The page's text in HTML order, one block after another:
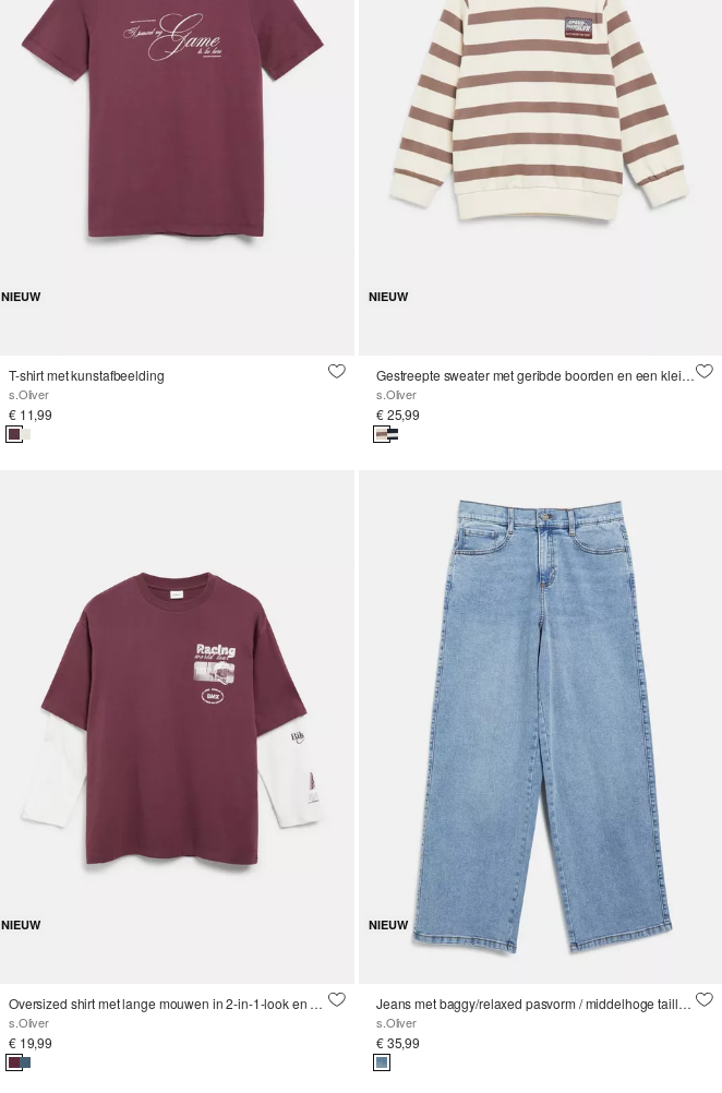
NIEUW
T-shirt met kunstafbeelding
s.Oliver
€ 11,99
NIEUW
Gestreepte sweater met geribde boorden en een kleine patch
s.Oliver
€ 25,99
NIEUW
Oversized shirt met lange mouwen in 2-in-1-look en printdetails
s.Oliver
€ 19,99
NIEUW
Jeans met baggy/relaxed pasvorm / middelhoge taille / wijde pijpen
s.Oliver
€ 35,99